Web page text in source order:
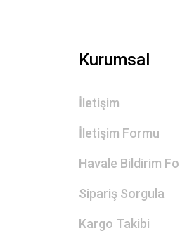
Kurumsal
İletişim
İletişim Formu
Havale Bildirim
Sipariş Sorgula
Kargo Takibi